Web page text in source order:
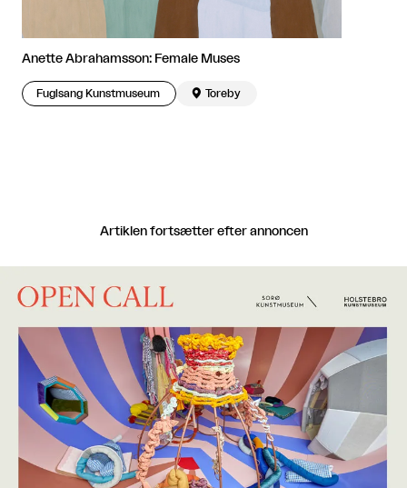
Anette Abrahamsson: Female Muses
Fuglsang Kunstmuseum  Toreby
Artiklen fortsætter efter annoncen